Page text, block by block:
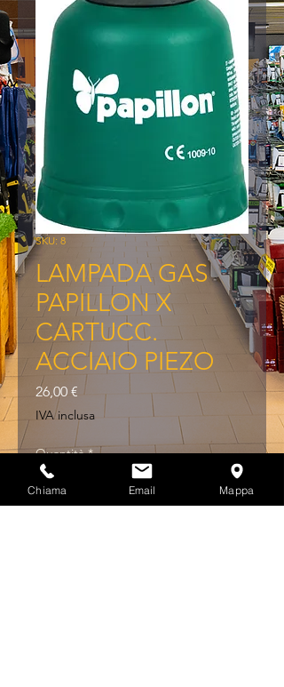
SKU: 8
LAMPADA GAS
PAPILLON X
CARTUCC.
ACCIAIO PIEZO
26,00 € Prezzo
IVA inclusa
Quantità *
Chiama Email Mappa